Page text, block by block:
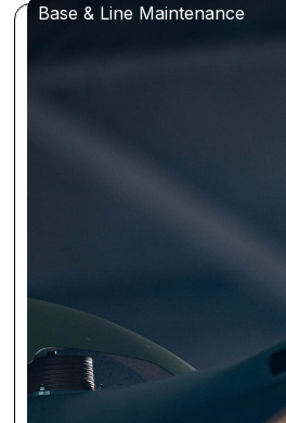
Base & Line Maintenance